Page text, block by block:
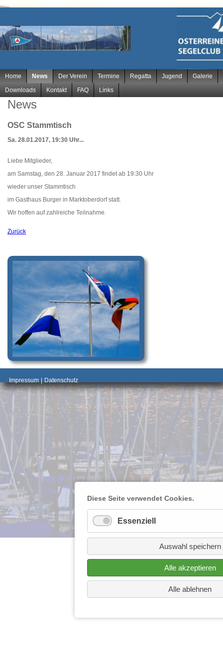
Navigation
überspringen
Home News Der Verein Termine Regatta Jugend
Galerie
Downloads
Kontakt FAQ Links
News
OSC Stammtisch
Sa. 28.01.2017, 19:30 Uhr...
Liebe Mitglieder,
am Samstag, den 28. Januar 2017 findet ab 19:30 Uhr
wieder unser Stammtisch
im Gasthaus Burger in Marktoberdorf statt.
Wir hoffen auf zahlreiche Teilnahme.
Zurück
Impressum Datenschutz ________________________
Diese Seite verwendet Cookies.
Essenziell
Auswahl speichern
Alle akzeptieren
Alle ablehnen